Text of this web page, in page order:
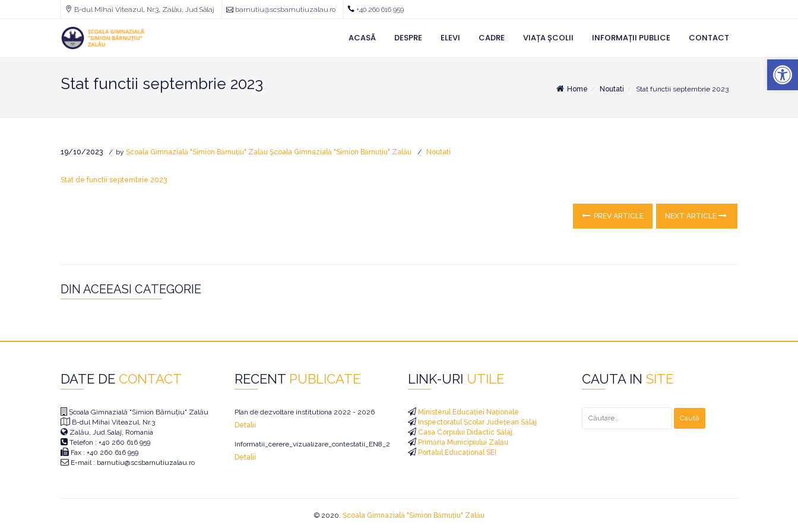
B-dul Mihai Viteazul, Nr.3, Zalău, Jud.Sălaj barnutiu@scsbarnutiuzalau.ro +40 260 616 959
Școala
Gimnazială
"Simion
ACASĂ DESPRE ELEVI CADRE VIAȚA ȘCOLII INFORMAȚII PUBLICE CONTACT
Stat functii septembrie 2023 Home Noutati Stat functii septembrie 2023
19/10/2023 by Școala Gimnazială "Simion Bărnuțiu" Zalău Școala Gimnazială "Simion Bărnuțiu" Zalău Noutati
Stat de functii septembrie 2023
PREV ARTICLE NEXT ARTICLE
DIN ACEEASI CATEGORIE
DATE DE CONTACT
Școala Gimnazială "Simion Bărnuțiu" Zalău
B-dul Mihai Viteazul, Nr.3
Zalău, Jud.Salaj, Romania
Telefon : +40 260 616 959
Fax : +40 260 616 959
E-mail : barnutiu@scsbarnutiuzalau.ro
RECENT PUBLICATE
Plan de dezvoltare institutiona 2022 - 2026
Detalii
Informatii_cerere_vizualizare_contestatii_EN8_2026
Detalii
LINK-URI UTILE
Ministerul Educației Naționale
Inspectoratul Școlar Județean Sălaj
Casa Corpului Didactic Sălaj.
Primăria Municipiului Zalău
Portalul Educațional SEI
CAUTA IN SITE
după:
© 2020. Școala Gimnazială "Simion Bărnuțiu" Zalău